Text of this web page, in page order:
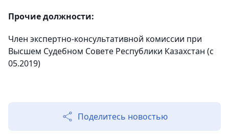
Прочие должности:
Член экспертно-консультативной комиссии при
Высшем Судебном Совете Республики Казахстан (с
05.2019)
Поделитесь новостью